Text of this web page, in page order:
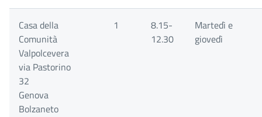
Casa della
Comunità
Valpolcevera
via Pastorino
32
Genova
Bolzaneto
1
8.15-
12.30
Martedì e
giovedì